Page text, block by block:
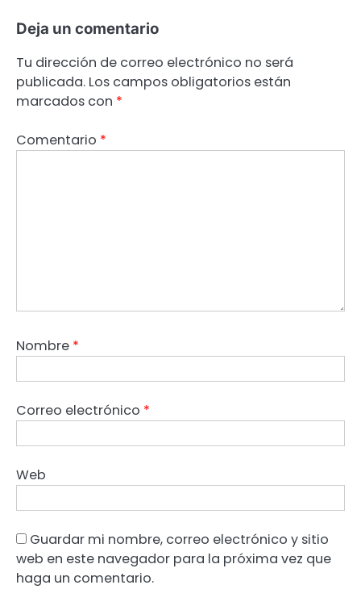
Deja un comentario
Tu dirección de correo electrónico no será
publicada. Los campos obligatorios están
marcados con *
Comentario *
Nombre *
Correo electrónico *
Web
Guardar mi nombre, correo electrónico y sitio
web en este navegador para la próxima vez que
haga un comentario.